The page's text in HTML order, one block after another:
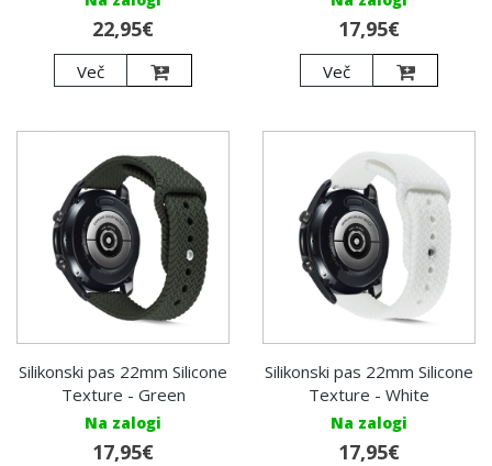
22,95€
Več
17,95€
Več
Silikonski pas 22mm Silicone
Texture - Green
Na zalogi
17,95€
Silikonski pas 22mm Silicone
Texture - White
Na zalogi
17,95€